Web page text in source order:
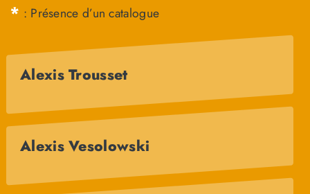
* : Présence d’un catalogue
Alexis Trousset
Alexis Vesolowski